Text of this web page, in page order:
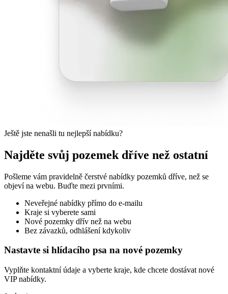
Ještě jste nenašli tu nejlepší nabídku?
Najděte svůj pozemek dříve než ostatní
Pošleme vám pravidelně čerstvé nabídky pozemků dříve, než se
objeví na webu. Buďte mezi prvními.
Neveřejné nabídky přímo do e-mailu
Kraje si vyberete sami
Nové pozemky dřív než na webu
Bez závazků, odhlášení kdykoliv
Nastavte si hlídacího psa na nové pozemky
Vyplňte kontaktní údaje a vyberte kraje, kde chcete dostávat nové
VIP nabídky.